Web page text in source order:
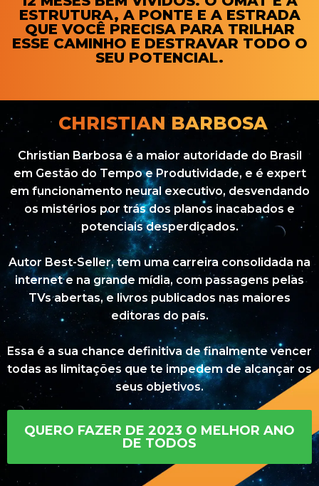
ESTRUTURA, A PONTE E A ESTRADA
QUE VOCÊ PRECISA PARA TRILHAR
ESSE CAMINHO E DESTRAVAR TODO O
SEU POTENCIAL.
CHRISTIAN BARBOSA
Christian Barbosa é a maior autoridade do Brasil
em Gestão do Tempo e Produtividade, e é expert
em funcionamento neural executivo, desvendando
os mistérios por trás dos planos inacabados e
potenciais desperdiçados.
Autor Best-Seller, tem uma carreira consolidada na
internet e na grande mídia, com passagens pelas
TVs abertas, e livros publicados nas maiores
editoras do país.
Essa é a sua chance definitiva de finalmente vencer
todas as limitações que te impedem de alcançar os
seus objetivos.
QUERO FAZER DE 2023 O MELHOR ANO
DE TODOS